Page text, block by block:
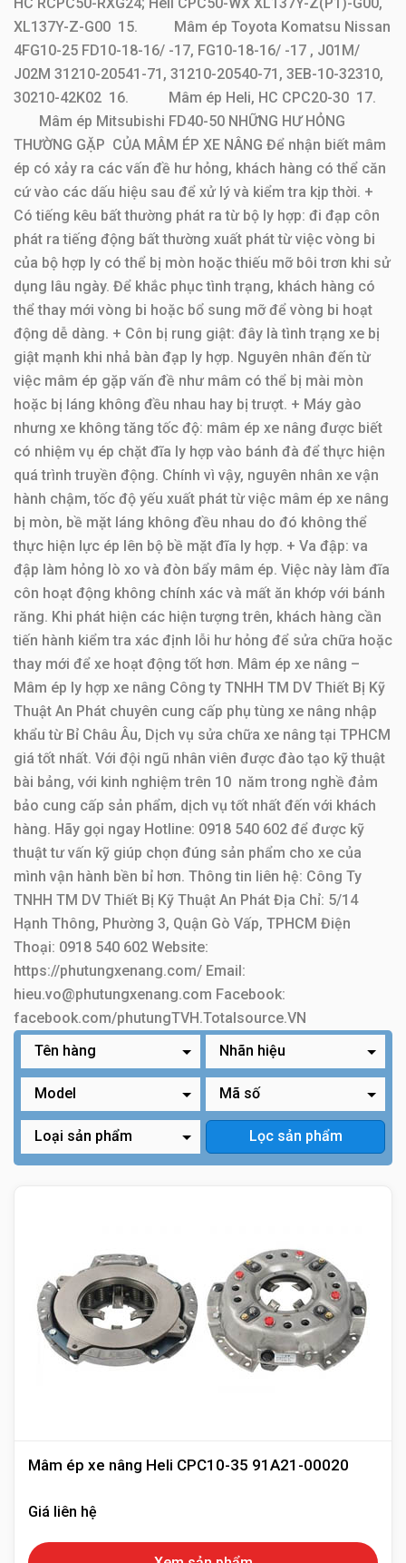
ép
3.
Mâm
ép
Tcm
FD20-30Z5/ VC/ C3C
/C3C-A
4.
Mâm
ép
Tcm
FD10-18Z15/ Z16/
Z17
5.
Mâm
ép
Toyota
5-8FD10～30, 5-
8FG10-30, Kom.
FD20-
30/-12/-14/-15/-16,
FG20-30/ -12/ -14/
-15/ -16
6.
Mâm
ép
CPC20～35
7.
Mâm
ép
Heli
H2000 Tractor
QYC20～25,
H2000/ CPC30-35
8.
Mâm
ép
Tcm
FD20～30C6/ C7,
FG20-30C6/ C7,
FD20-25C16/ C17,
FG20-25C16/ C17
9.
Mâm
ép
Tcm FD20～30Z5
10.
Mâm
ép
Tcm
Heli,
Zhongli,
HC, JAC,
Maximal,
TEU, Baoli
Nissan
FD20～30Z5/ VC/
C3C/ C3C-A
PC10-35
J01/ J02/ TD27
11.
Mâm
ép
Heli K CPC40-50
12.
Mâm
ép
Mitsubishi
FD15-35AN, FG15-
35AN
13.
ép
H2000 QYC20-25
14.
ép
HC
RCPC50-RXG24; Heli
CPC50-WX
4FG10-25
J01M/ J02M
16.
Mâm
ép
Heli, HC CPC20-30
Mâm
XE NÂNG
khách hàng có thể căn cứ vào các dấu hiệu sau để xử lý
và kiểm tra kịp thời.
XL137Y-Z-G00 15. Mâm ép Toyota Komatsu Nissan
4FG10-25 FD10-18-16/ -17, FG10-18-16/ -17 , J01M/
J02M 31210-20541-71, 31210-20540-71, 3EB-10-32310,
30210-42K02 16. Mâm ép Heli, HC CPC20-30 17.
Mâm ép Mitsubishi FD40-50 NHỮNG HƯ HỎNG
THƯỜNG GẶP CỦA MÂM ÉP XE NÂNG Để nhận biết mâm
ép có xảy ra các vấn đề hư hỏng, khách hàng có thể căn
cứ vào các dấu hiệu sau để xử lý và kiểm tra kịp thời. +
Có tiếng kêu bất thường phát ra từ bộ ly hợp: đi đạp côn
phát ra tiếng động bất thường xuất phát từ việc vòng bi
của bộ hợp ly có thể bị mòn hoặc thiếu mỡ bôi trơn khi sử
dụng lâu ngày. Để khắc phục tình trạng, khách hàng có
thể thay mới vòng bi hoặc bổ sung mỡ để vòng bi hoạt
động dễ dàng. + Côn bị rung giật: đây là tình trạng xe bị
giật mạnh khi nhả bàn đạp ly hợp. Nguyên nhân đến từ
việc mâm ép gặp vấn đề như mâm có thể bị mài mòn
hoặc bị láng không đều nhau hay bị trượt. + Máy gào
nhưng xe không tăng tốc độ: mâm ép xe nâng được biết
có nhiệm vụ ép chặt đĩa ly hợp vào bánh đà để thực hiện
quá trình truyền động. Chính vì vậy, nguyên nhân xe vận
hành chậm, tốc độ yếu xuất phát từ việc mâm ép xe nâng
bị mòn, bề mặt láng không đều nhau do đó không thể
thực hiện lực ép lên bộ bề mặt đĩa ly hợp. + Va đập: va
đập làm hỏng lò xo và đòn bẩy mâm ép. Việc này làm đĩa
côn hoạt động không chính xác và mất ăn khớp với bánh
răng. Khi phát hiện các hiện tượng trên, khách hàng cần
tiến hành kiểm tra xác định lỗi hư hỏng để sửa chữa hoặc
thay mới để xe hoạt động tốt hơn. Mâm ép xe nâng –
Mâm ép ly hợp xe nâng Công ty TNHH TM DV Thiết Bị Kỹ
Thuật An Phát chuyên cung cấp phụ tùng xe nâng nhập
khẩu từ Bỉ Châu Âu, Dịch vụ sửa chữa xe nâng tại TPHCM
giá tốt nhất. Với đội ngũ nhân viên được đào tạo kỹ thuật
bài bảng, với kinh nghiệm trên 10 năm trong nghề đảm
bảo cung cấp sản phẩm, dịch vụ tốt nhất đến với khách
hàng. Hãy gọi ngay Hotline: 0918 540 602 để được kỹ
thuật tư vấn kỹ giúp chọn đúng sản phẩm cho xe của
mình vận hành bền bỉ hơn. Thông tin liên hệ: Công Ty
TNHH TM DV Thiết Bị Kỹ Thuật An Phát Địa Chỉ: 5/14
Hạnh Thông, Phường 3, Quận Gò Vấp, TPHCM Điện
Thoại: 0918 540 602 Website:
https://phutungxenang.com/ Email:
hieu.vo@phutungxenang.com Facebook:
facebook.com/phutungTVH.Totalsource.VN
Mâm ép xe nâng Heli CPC10-35 91A21-00020
Giá liên hệ